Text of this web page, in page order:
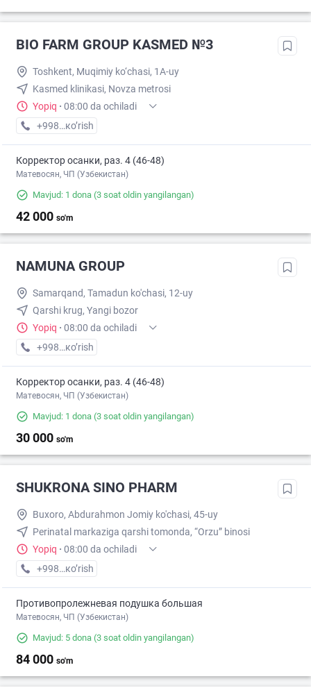
BIO FARM GROUP KASMED №3
Toshkent, Muqimiy ko‘chasi, 1A-uy
Kasmed klinikasi, Novza metrosi
Yopiq · 08:00 da ochiladi
+998 (93) XXX-XX-XX
кo’rish
Корректор осанки, раз. 4 (46-48)
Матевосян, ЧП (Узбекистан)
Mavjud: 1 dona (3 soat oldin yangilangan)
42 000 so'm
NAMUNA GROUP
Samarqand, Tamadun ko'chasi, 12-uy
Qarshi krug, Yangi bozor
Yopiq · 08:00 da ochiladi
+998 (90) XXX-XX-XX
кo’rish
Корректор осанки, раз. 4 (46-48)
Матевосян, ЧП (Узбекистан)
Mavjud: 1 dona (3 soat oldin yangilangan)
30 000 so'm
SHUKRONA SINO PHARM
Buxoro, Abdurahmon Jomiy ko'chasi, 45-uy
Perinatal markaziga qarshi tomonda, “Orzu” binosi
Yopiq · 08:00 da ochiladi
+998 (95) XXX-XX-XX
кo’rish
Противопролежневая подушка большая
Матевосян, ЧП (Узбекистан)
Mavjud: 5 dona (3 soat oldin yangilangan)
84 000 so'm